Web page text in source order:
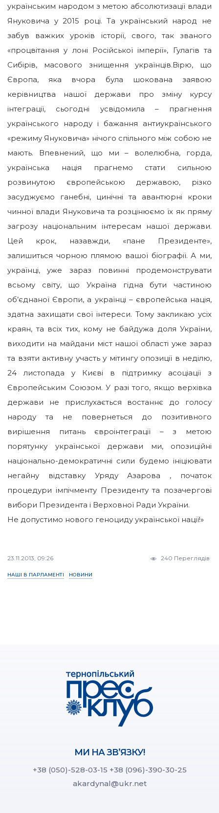
українським народом з метою абсолютизації влади
Януковича у 2015 році. Та український народ не
забув важких уроків історії, свого, так званого
«процвітання у лоні Російської імперії», Гулагів та
Сибірів, масового знищення українців.Вірю, що
Європа, яка вчора була шокована заявою
керівництва нашої держави про зміну курсу
інтеграції, сьогодні усвідомила – прагнення
українського народу і бажання антиукраїнського
«режиму Януковича» нічого спільного між собою не
мають. Впевнений, що ми – волелюбна, горда,
українська нація прагнемо стати сильною
розвинутою європейською державою, різко
засуджуємо ганебні, цинічні та авантюрні кроки
чинної влади Януковича та розцінюємо їх як пряму
загрозу національним інтересам нашої держави.
Цей крок, назавжди, «пане Президенте»,
залишиться чорною плямою вашої біографії. А ми,
українці, уже зараз повинні продемонструвати
всьому світу, що Україна гідна бути частиною
об’єднаної Європи, а українці – європейська нація,
здатна захищати свої інтереси. Тому закликаю усіх
краян, та всіх тих, кому не байдужа доля України,
виходити на майдани міст нашої області уже зараз
та взяти активну участь у мітингу опозиції в неділю,
24 листопада у Києві в підтримку асоціації з
Європейським Союзом. У разі того, якщо верхівка
держави не прислухається востаннє до голосу
народу та не повернеться до позитивного
вирішення питань євроінтеграції – з метою
порятунку української держави ми, опозиційні
національно-демократичні сили будемо ініціювати
негайну відставку Уряду Азарова , початок
процедури імпічменту Президенту та позачергові
вибори Президента і Верховної Ради України.
Не допустимо нового геноциду української нації!»
23.11.2013, 09:26 240 Переглядів
НАШІ В ПАРЛАМЕНТІ НОВИНИ
МИ НА ЗВ’ЯЗКУ!
+38 (050)-528-03-15 +38 (096)-390-30-25
akardynal@ukr.net